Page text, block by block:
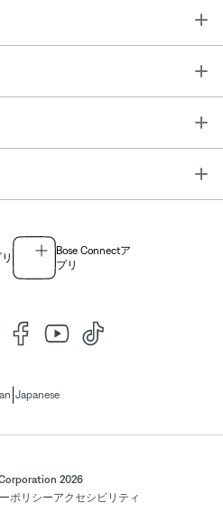
Bose Connectア
プリ
Japanese
2026
ポリシーアクセシビリティ